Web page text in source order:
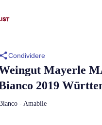
Condividere
Mayerle
2019
- Amabile